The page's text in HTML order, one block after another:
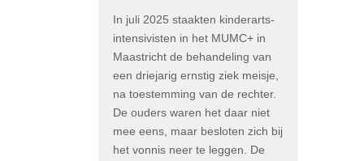
In juli 2025 staakten kinderarts-
intensivisten in het MUMC+ in
Maastricht de behandeling van
een driejarig ernstig ziek meisje,
na toestemming van de rechter.
De ouders waren het daar niet
mee eens, maar besloten zich bij
het vonnis neer te leggen. De